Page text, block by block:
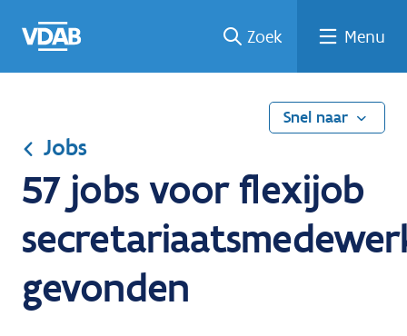
naar
een
een
job
naar
Zoek Menu
Snel naar
Jobs
57 jobs voor flexijob
gevonden